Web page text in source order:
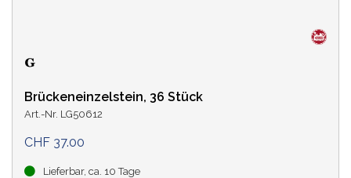
Brückeneinzelstein, 36 Stück
Art.-Nr. LG50612
CHF 37.00
Lieferbar, ca. 10 Tage